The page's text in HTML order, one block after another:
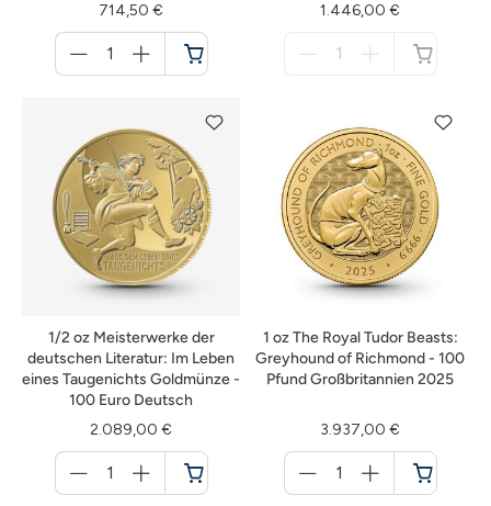
714,50 €
für
Warenkorb
1.446,00 €
1/2 oz Meisterwerke der
deutschen Literatur: Im Leben
eines Taugenichts Goldmünze -
100 Euro Deutsch
2.089,00 €
für
Warenkorb
1 oz The Royal Tudor Beasts:
Greyhound of Richmond - 100
Pfund Großbritannien 2025
3.937,00 €
für
Warenkorb